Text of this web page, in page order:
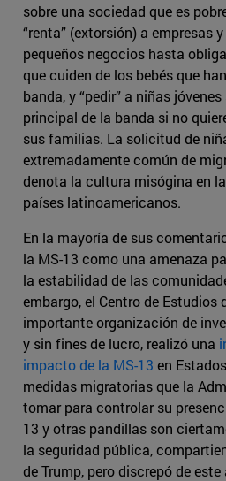
sobre una sociedad que es
“renta” (extorsión) a empresas
pequeños negocios hasta
que cuiden de los bebés que
banda, y “pedir” a niñas
principal de la banda si no
sus familias. La solicitud de
extremadamente común de
denota la cultura misógina en
países latinoamericanos.
En la mayoría de sus
la MS-13 como una amenaza
la estabilidad de las
embargo, el Centro de Estudios
importante organización de
y sin fines de lucro, realizó una
impacto de la MS-13 en
medidas migratorias que la
tomar para controlar su
13 y otras pandillas son
la seguridad pública,
de Trump, pero discrepó de